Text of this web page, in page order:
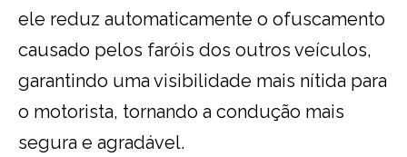
ele reduz automaticamente o ofuscamento
causado pelos faróis dos outros veículos,
garantindo uma visibilidade mais nítida para
o motorista, tornando a condução mais
segura e agradável.